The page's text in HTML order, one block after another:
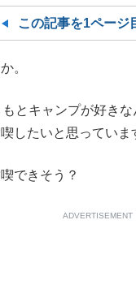
この記事を1ページ
。
とキャンプが好き
したいと思っていま
できそう？
ADVERTISEMENT